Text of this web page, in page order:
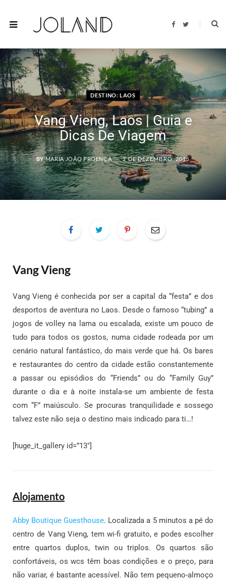
F
b
o
o
k
T
t
e
DESTINO: LAOS
Vang Vieng, Laos | Guia e
Dicas De Viagem
BY MARIA JOÃO PROENÇA 2 DE DEZEMBRO, 2015
Vang Vieng
Vang Vieng é conhecida por ser a capital da “festa” e dos
desportos de aventura no Laos. Desde o famoso “tubing” a
jogos de volley na lama ou escalada, existe um pouco de
tudo para todos os gostos, numa cidade rodeada por um
cenário natural fantástico, do mais verde que há. Os bares
e restaurantes do centro da cidade estão constantemente
a passar ou episódios do “Friends” ou do “Family Guy”
durante o dia e à noite instala-se um ambiente de festa
com “F” maiúsculo. Se procuras tranquilidade e sossego
talvez este não seja o destino mais indicado para ti…!
[huge_it_gallery id=”13″]
Alojamento
Abby Boutique Guesthouse. Localizada a 5 minutos a pé do
centro de Vang Vieng, tem wi-fi gratuito, e podes escolher
entre quartos duplos, twin ou triplos. Os quartos são
confortáveis, os wcs têm boas condições e o preço, para
não variar, é bastante acessível. Não tem pequeno-almoço